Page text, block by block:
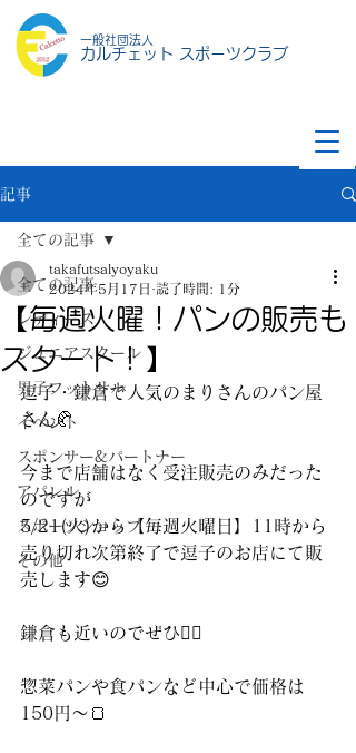
一般社団法人
カルチェット スポーツクラブ
記事
全ての記事
レディース
ジュニアスクール
男子フットサル
イベント
スポンサー&パートナー
アパレル
スポーツショップ
その他
全ての記事
【毎週火曜！パンの販売も
スタート！】
takafutsalyoyaku
2024年5月17日 読了時間: 1分
逗子・鎌倉で人気のまりさんのパン屋
さん🥐
今まで店舗はなく受注販売のみだった
のですが
5/21(火)から【毎週火曜日】11時から
売り切れ次第終了で逗子のお店にて販
売します😊
鎌倉も近いのでぜひ🙇‍♂️
惣菜パンや食パンなど中心で価格は
150円〜🍞